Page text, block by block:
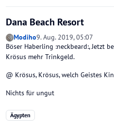
Dana Beach Resort
Modiho9. Aug. 2019, 05:07
Böser Haberling :neckbeard:, Jetzt
Krösus mehr Trinkgeld.
@ Krösus, Krösus, welch Geistes
Nichts für ungut
Ägypten